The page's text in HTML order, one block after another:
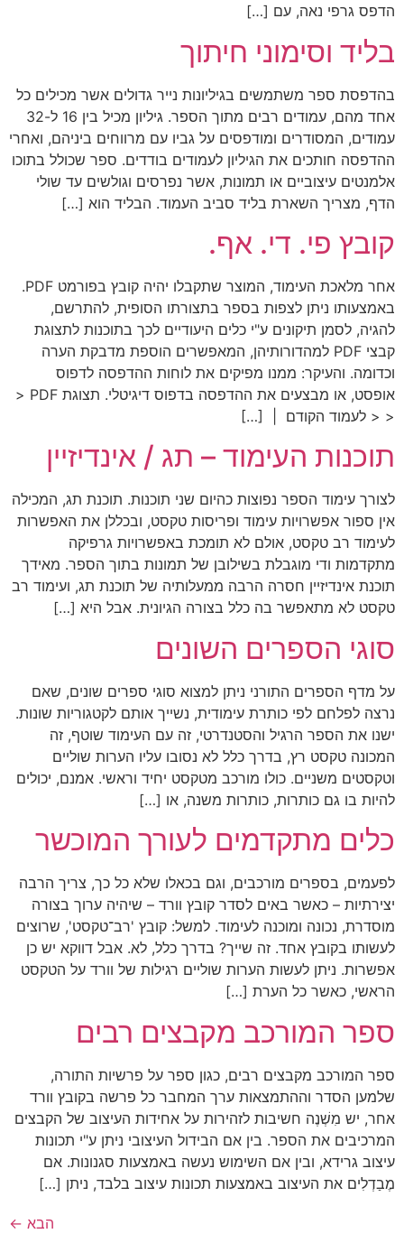
הדפס גרפי נאה, עם […]
בליד וסימוני חיתוך
בהדפסת ספר משתמשים בגיליונות נייר גדולים אשר מכילים כל
אחד מהם, עמודים רבים מתוך הספר. גיליון מכיל בין 16 ל-32
עמודים, המסודרים ומודפסים על גביו עם מרווחים ביניהם, ואחרי
ההדפסה חותכים את הגיליון לעמודים בודדים. ספר שכולל בתוכו
אלמנטים עיצוביים או תמונות, אשר נפרסים וגולשים עד שולי
הדף, מצריך השארת בליד סביב העמוד. הבליד הוא […]
קובץ פי. די. אף.
אחר מלאכת העימוד, המוצר שתקבלו יהיה קובץ בפורמט PDF.
באמצעותו ניתן לצפות בספר בתצורתו הסופית, להתרשם,
להגיה, לסמן תיקונים ע"י כלים היעודיים לכך בתוכנות לתצוגת
קבצי PDF למהדורותיהן, המאפשרים הוספת מדבקת הערה
וכדומה. והעיקר: ממנו מפיקים את לוחות ההדפסה לדפוס
אופסט, או מבצעים את ההדפסה בדפוס דיגיטלי. תצוגת PDF <
< < לעמוד הקודם | […]
תוכנות העימוד – תג / אינדיזיין
לצורך עימוד הספר נפוצות כהיום שני תוכנות. תוכנת תג, המכילה
אין ספור אפשרויות עימוד ופריסות טקסט, ובכללן את האפשרות
לעימוד רב טקסט, אולם לא תומכת באפשרויות גרפיקה
מתקדמות ודי מוגבלת בשילובן של תמונות בתוך הספר. מאידך
תוכנת אינדיזיין חסרה הרבה ממעלותיה של תוכנת תג, ועימוד רב
טקסט לא מתאפשר בה כלל בצורה הגיונית. אבל היא […]
סוגי הספרים השונים
על מדף הספרים התורני ניתן למצוא סוגי ספרים שונים, שאם
נרצה לפלחם לפי כותרת עימודית, נשייך אותם לקטגוריות שונות.
ישנו את הספר הרגיל והסטנדרטי, זה עם העימוד שוטף, זה
המכונה טקסט רץ, בדרך כלל לא נסובו עליו הערות שוליים
וטקסטים משניים. כולו מורכב מטקסט יחיד וראשי. אמנם, יכולים
להיות בו גם כותרות, כותרות משנה, או […]
כלים מתקדמים לעורך המוכשר
לפעמים, בספרים מורכבים, וגם בכאלו שלא כל כך, צריך הרבה
יצירתיות – כאשר באים לסדר קובץ וורד – שיהיה ערוך בצורה
מוסדרת, נכונה ומוכנה לעימוד. למשל: קובץ 'רב־טקסט', שרוצים
לעשותו בקובץ אחד. זה שייך? בדרך כלל, לא. אבל דווקא יש כן
אפשרות. ניתן לעשות הערות שוליים רגילות של וורד על הטקסט
הראשי, כאשר כל הערת […]
ספר המורכב מקבצים רבים
ספר המורכב מקבצים רבים, כגון ספר על פרשיות התורה,
שלמען הסדר וההתמצאות ערך המחבר כל פרשה בקובץ וורד
אחר, יש מִשְׁנֶה חשיבות לזהירות על אחידות העיצוב של הקבצים
המרכיבים את הספר. בין אם הבידול העיצובי ניתן ע"י תכונות
עיצוב גרידא, ובין אם השימוש נעשה באמצעות סגנונות. אם
מֶבַדְלִים את העיצוב באמצעות תכונות עיצוב בלבד, ניתן […]
הבא ←